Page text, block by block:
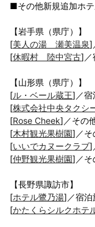
■その他新規追加ホ
【岩手県（県庁）】
[美人の湯 瀬美温泉]
[休暇村 陸中宮古]／
【山形県（県庁）】
[ル・ベール蔵王]／宿
[株式会社中央タクシ
[Rose Cheek]／その
[木村観光果樹園]／そ
[いいでカヌークラブ]
[仲野観光果樹園]／そ
【長野県諏訪市】
[ホテル鷺乃湯]／宿泊
[かたくらシルクホテ